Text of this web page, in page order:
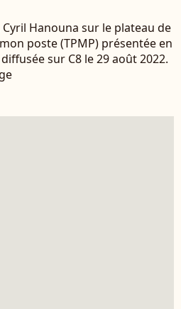
Hanouna sur le plateau de
poste (TPMP) présentée en
sur C8 le 29 août 2022.